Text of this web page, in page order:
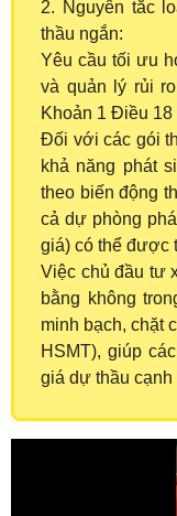
2. Nguyên tắc
thầu ngắn:
Yêu cầu tối ưu
và quản lý rủi
Khoản 1 Điều
Đối với các gói
khả năng phát
theo biến động
cả dự phòng
giá) có thể được
Việc chủ đầu tư
bằng không
minh bạch, chặt
HSMT), giúp
giá dự thầu cạnh